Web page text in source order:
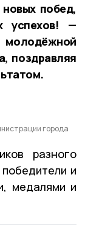
побед,
успехов! —
поздравляя
города
разного
и
медалями и